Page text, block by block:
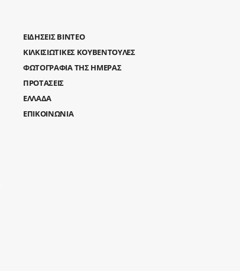
ΕΙΔΗΣΕΙΣ ΒΙΝΤΕΟ
ΚΙΛΚΙΣΙΩΤΙΚΕΣ ΚΟΥΒΕΝΤΟΥΛΕΣ
ΦΩΤΟΓΡΑΦΙΑ ΤΗΣ ΗΜΕΡΑΣ
ΠΡΟΤΑΣΕΙΣ
ΕΛΛΑΔΑ
ΕΠΙΚΟΙΝΩΝΙΑ